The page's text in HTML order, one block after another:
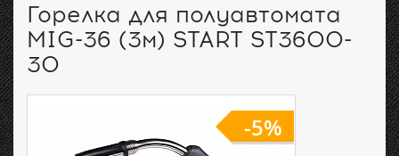
Горелка для полуавтомата
MIG-36 (3м) START ST3600-
30
-5%